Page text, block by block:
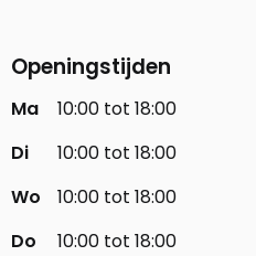
Openingstijden
Ma
10:00 tot 18:00
Di
10:00 tot 18:00
Wo
10:00 tot 18:00
Do
10:00 tot 18:00